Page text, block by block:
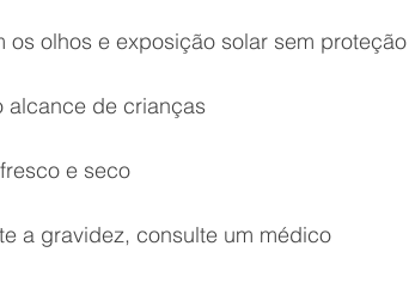
olhos e exposição solar sem proteção
de crianças
e seco
a gravidez, consulte um médico